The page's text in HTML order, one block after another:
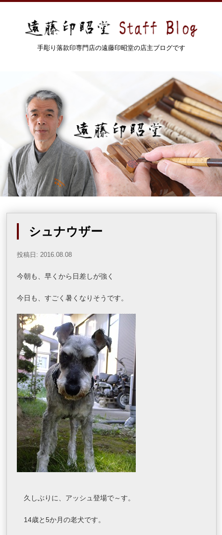
手彫り落款印専門店の遠藤印昭堂の店主ブログです
シュナウザー
投稿日: 2016.08.08
今朝も、早くから日差しが強く
今日も、すごく暑くなりそうです。
久しぶりに、アッシュ登場で～す。
14歳と5か月の老犬です。